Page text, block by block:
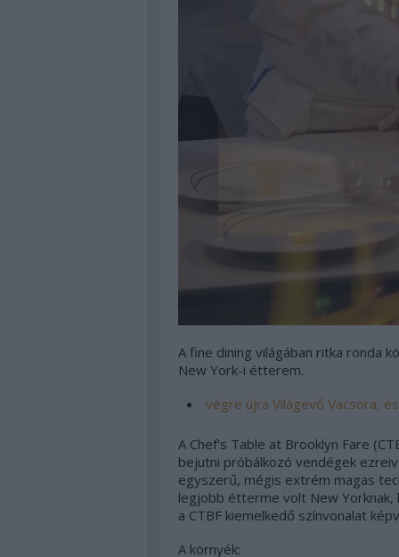
A fine dining világában ritka ronda
New York-i étterem.
végre újra Világevő Vacsora,
A Chef's Table at Brooklyn Fare
bejutni próbálkozó vendégek
egyszerű, mégis extrém magas
legjobb étterme volt New Yorknak,
a CTBF kiemelkedő színvonalat
A környék: